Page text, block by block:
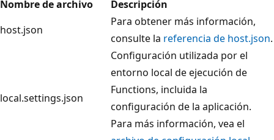
Nombre de archivo
Descripción
host.json
Para obtener más información,
consulte la referencia de host.json.
local.settings.json
Configuración utilizada por el
entorno local de ejecución de
Functions, incluida la
configuración de la aplicación.
Para más información, vea el